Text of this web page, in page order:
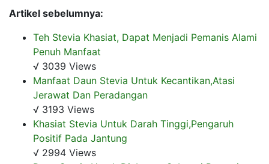
Artikel sebelumnya:
Teh Stevia Khasiat, Dapat Menjadi Pemanis Alami
Penuh Manfaat
√ 3039 Views
Manfaat Daun Stevia Untuk Kecantikan,Atasi
Jerawat Dan Peradangan
√ 3193 Views
Khasiat Stevia Untuk Darah Tinggi,Pengaruh
Positif Pada Jantung
√ 2994 Views